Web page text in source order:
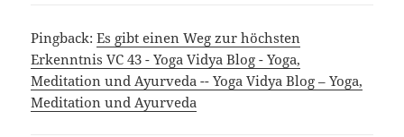
Pingback:Es gibt einen Weg zur höchsten
Erkenntnis VC 43 - Yoga Vidya Blog - Yoga,
Meditation und Ayurveda -- Yoga Vidya Blog – Yoga,
Meditation und Ayurveda